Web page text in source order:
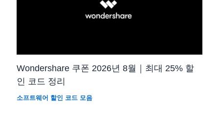
Wondershare 쿠폰 2026년 8월｜최대 25% 할
인 코드 정리
소프트웨어 할인 코드 모음